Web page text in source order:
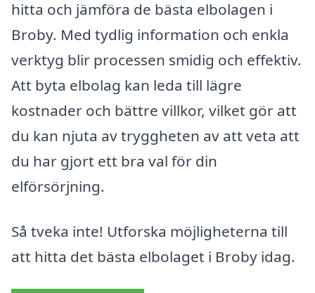
hitta och jämföra de bästa elbolagen i
Broby. Med tydlig information och enkla
verktyg blir processen smidig och effektiv.
Att byta elbolag kan leda till lägre
kostnader och bättre villkor, vilket gör att
du kan njuta av tryggheten av att veta att
du har gjort ett bra val för din
elförsörjning.
Så tveka inte! Utforska möjligheterna till
att hitta det bästa elbolaget i Broby idag.